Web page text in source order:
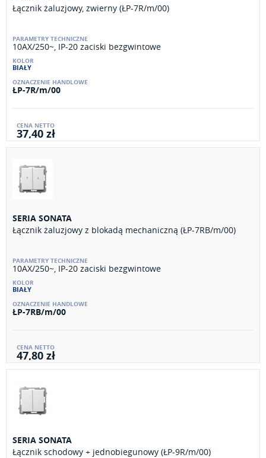
Łącznik żaluzjowy, zwierny (ŁP-7R/m/00)
10AX/250~, IP-20 zaciski bezgwintowe
BIAŁY
ŁP-7R/m/00
37,40 zł
SERIA SONATA
Łącznik żaluzjowy z blokadą mechaniczną (ŁP-7RB/m/00)
10AX/250~, IP-20 zaciski bezgwintowe
BIAŁY
ŁP-7RB/m/00
47,80 zł
SERIA SONATA
Łącznik schodowy + jednobiegunowy (ŁP-9R/m/00)